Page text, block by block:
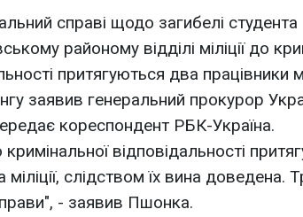
справі щодо загибелі студента
районому відділі міліції до
притягуються два працівники
заявив генеральний прокурор
кореспондент РБК-Україна.
відповідальності
міліції, слідством їх вина доведена.
- заявив Пшонка.